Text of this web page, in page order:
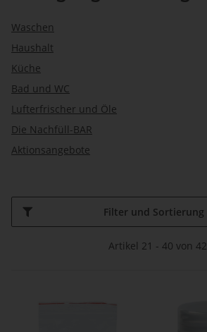
Waschen
Haushalt
Küche
Bad und WC
Lufterfrischer und Öle
Die Nachfüll-BAR
Aktionsangebote
Filter und Sortierung
Artikel 21 - 40 von 42